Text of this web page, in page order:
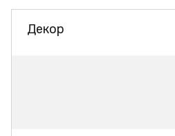
Декор